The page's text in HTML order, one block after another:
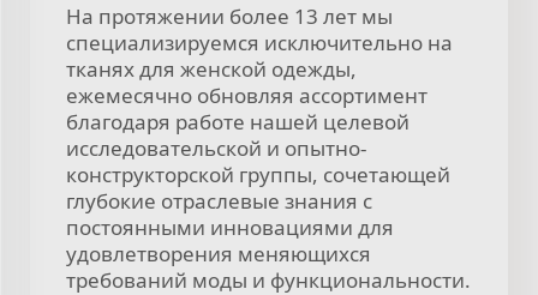
На протяжении более 13 лет мы
специализируемся исключительно на
тканях для женской одежды,
ежемесячно обновляя ассортимент
благодаря работе нашей целевой
исследовательской и опытно-
конструкторской группы, сочетающей
глубокие отраслевые знания с
постоянными инновациями для
удовлетворения меняющихся
требований моды и функциональности.